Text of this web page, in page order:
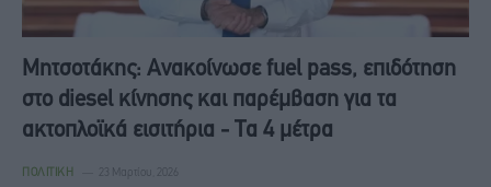
Μητσοτάκης: Ανακοίνωσε fuel pass, επιδότηση
στο diesel κίνησης και παρέμβαση για τα
ακτοπλοϊκά εισιτήρια - Tα 4 μέτρα
ΠΟΛΙΤΙΚΉ 23 Μαρτίου, 2026